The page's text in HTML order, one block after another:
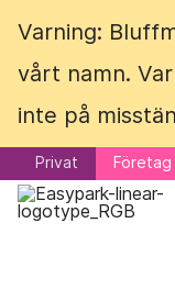
Varning:
vårt namn.
inte på
Privat Företag
Varning:
vårt namn.
inte på
Privat Företag